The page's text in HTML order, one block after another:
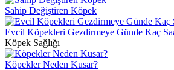
Sahip Değiştiren Köpek
Evcil Köpekleri Gezdirmeye Günde Kaç
Köpek Sağlığı
Köpekler Neden Kusar?